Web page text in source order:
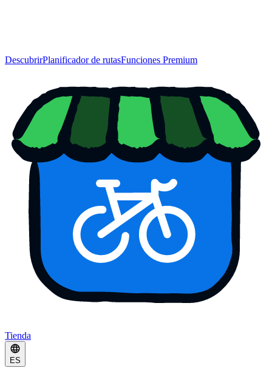
DescubrirPlanificador de rutasFunciones Premium
Tienda
ES